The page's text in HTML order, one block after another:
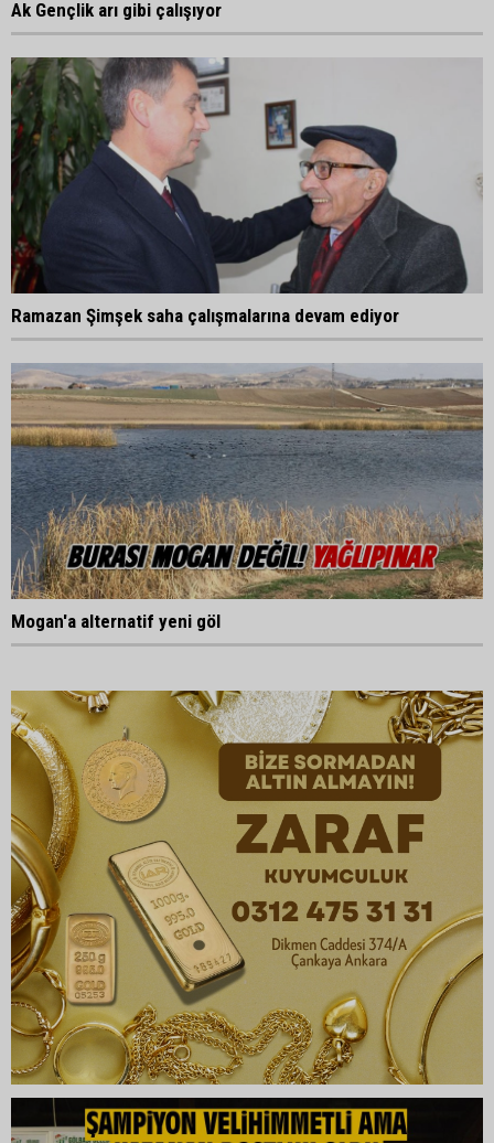
Ak Gençlik arı gibi çalışıyor
Ramazan Şimşek saha çalışmalarına devam ediyor
Mogan'a alternatif yeni göl